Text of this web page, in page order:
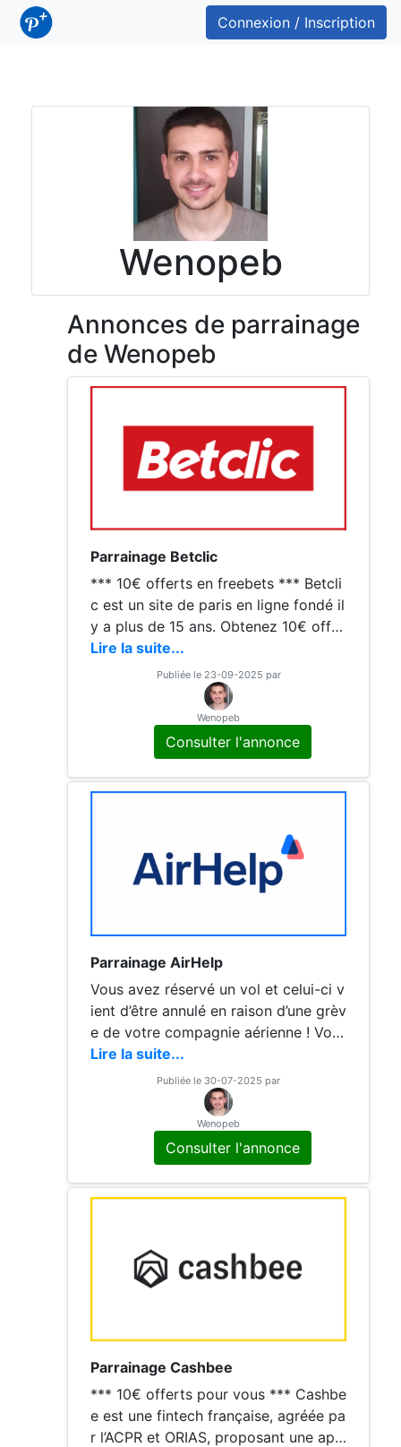
Connexion / Inscription
Wenopeb
Annonces de parrainage
de Wenopeb
Parrainage Betclic
*** 10€ offerts en freebets *** Betcli
c est un site de paris en ligne fondé il
y a plus de 15 ans. Obtenez 10€ offer
ts en freebets en vous inscrivant en p
Lire la suite...
Publiée le 23-09-2025 par
Wenopeb
Consulter l'annonce
Parrainage AirHelp
Vous avez réservé un vol et celui-ci v
ient d’être annulé en raison d’une grèv
e de votre compagnie aérienne ! Votr
e vol a été retardé et cela a chambou
lé tout votre
Lire la suite...
Publiée le 30-07-2025 par
Wenopeb
Consulter l'annonce
Parrainage Cashbee
*** 10€ offerts pour vous *** Cashbe
e est une fintech française, agréée pa
r l’ACPR et ORIAS, proposant une app